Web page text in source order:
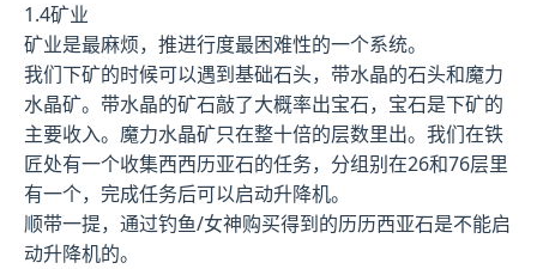
1.4矿业
矿业是最麻烦，推进行度最困难性的一个系统。
我们下矿的时候可以遇到基础石头，带水晶的石头和魔力
水晶矿。带水晶的矿石敲了大概率出宝石，宝石是下矿的
主要收入。魔力水晶矿只在整十倍的层数里出。我们在铁
匠处有一个收集西西历亚石的任务，分组别在26和76层里
有一个，完成任务后可以启动升降机。
顺带一提，通过钓鱼/女神购买得到的历历西亚石是不能启
动升降机的。